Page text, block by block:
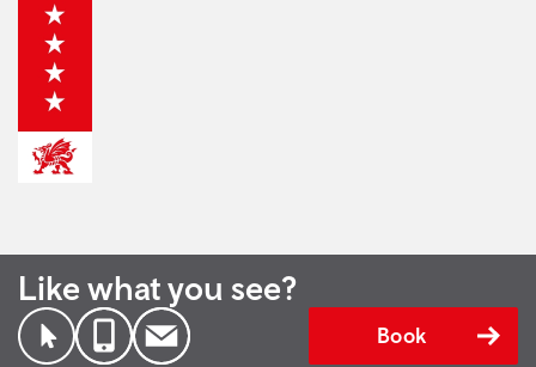
Like what you see?
Book